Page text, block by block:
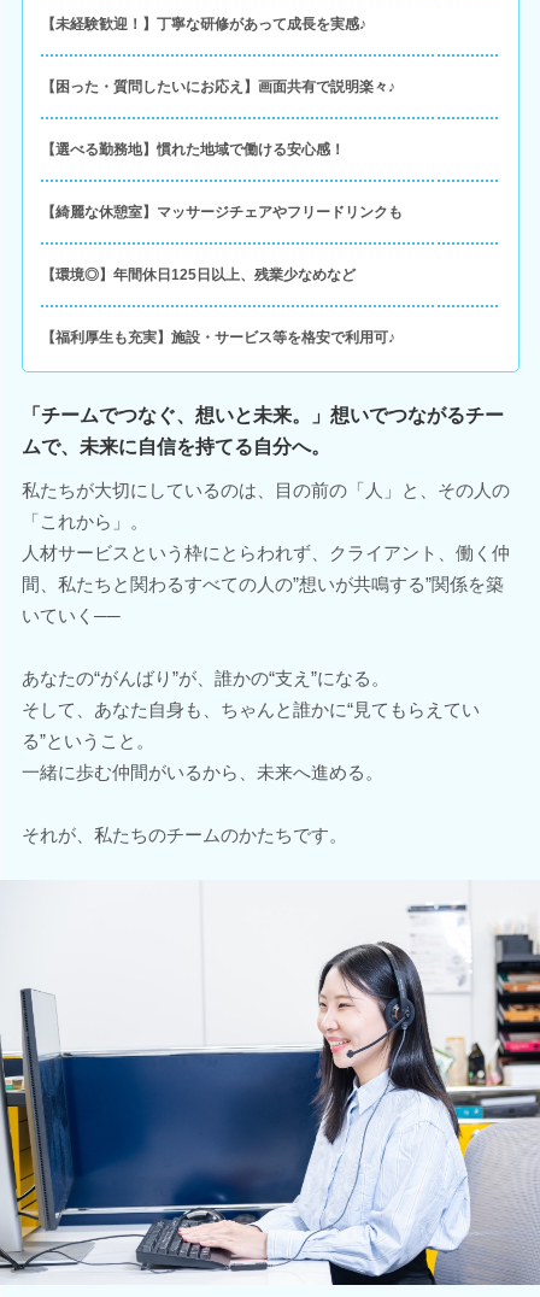
【未経験歓迎！】丁寧な研修があって成長を実感♪
【困った・質問したいにお応え】画面共有で説明楽々♪
【選べる勤務地】慣れた地域で働ける安心感！
【綺麗な休憩室】マッサージチェアやフリードリンクも
【環境◎】年間休日125日以上、残業少なめなど
【福利厚生も充実】施設・サービス等を格安で利用可♪
「チームでつなぐ、想いと未来。」想いでつながるチー
ムで、未来に自信を持てる自分へ。
私たちが大切にしているのは、目の前の「人」と、その人の
「これから」。
人材サービスという枠にとらわれず、クライアント、働く仲
間、私たちと関わるすべての人の”想いが共鳴する”関係を築
いていく──
あなたの“がんばり”が、誰かの“支え”になる。
そして、あなた自身も、ちゃんと誰かに“見てもらえてい
る”ということ。
一緒に歩む仲間がいるから、未来へ進める。
それが、私たちのチームのかたちです。